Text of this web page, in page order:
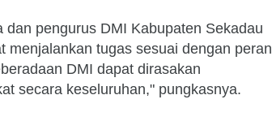
dan pengurus DMI Kabupaten Sekadau
menjalankan tugas sesuai dengan peran
DMI dapat dirasakan
secara keseluruhan," pungkasnya.